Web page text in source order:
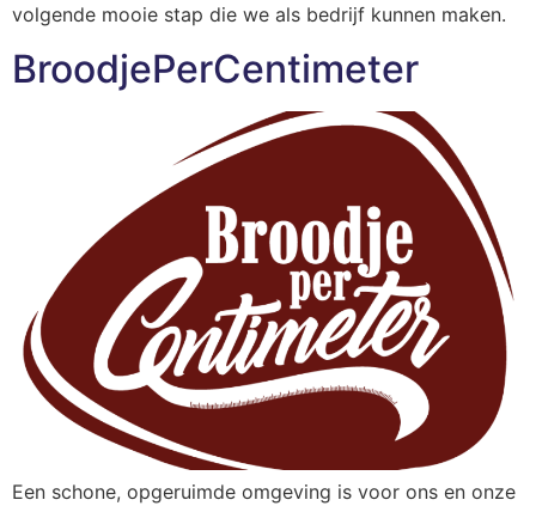
volgende mooie stap die we als bedrijf kunnen maken.
BroodjePerCentimeter
Een schone, opgeruimde omgeving is voor ons en onze